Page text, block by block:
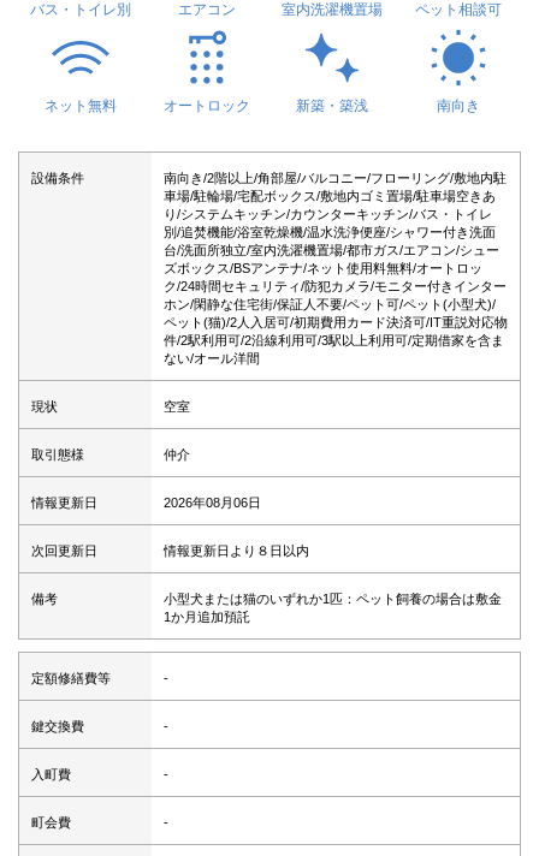
バス・トイレ別 エアコン 室内洗濯機置場 ペット相談可
ネット無料 オートロック 新築・築浅 南向き
設備条件
南向き/2階以上/角部屋/バルコニー/フローリング/敷地内駐
車場/駐輪場/宅配ボックス/敷地内ゴミ置場/駐車場空きあ
り/システムキッチン/カウンターキッチン/バス・トイレ
別/追焚機能/浴室乾燥機/温水洗浄便座/シャワー付き洗面
台/洗面所独立/室内洗濯機置場/都市ガス/エアコン/シュー
ズボックス/BSアンテナ/ネット使用料無料/オートロッ
ク/24時間セキュリティ/防犯カメラ/モニター付きインター
ホン/閑静な住宅街/保証人不要/ペット可/ペット(小型犬)/
ペット(猫)/2人入居可/初期費用カード決済可/IT重説対応物
件/2駅利用可/2沿線利用可/3駅以上利用可/定期借家を含ま
ない/オール洋間
現状 空室
取引態様 仲介
情報更新日 2026年08月06日
次回更新日 情報更新日より８日以内
備考
小型犬または猫のいずれか1匹：ペット飼養の場合は敷金
1か月追加預託
定額修繕費等 -
鍵交換費 -
入町費 -
町会費 -